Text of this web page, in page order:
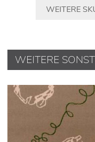
WEITERE
WEITERE